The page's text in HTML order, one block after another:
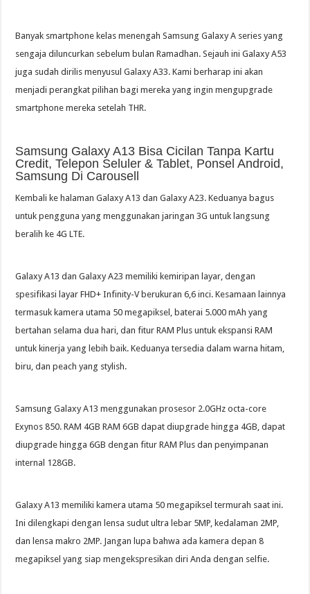
Banyak smartphone kelas menengah Samsung Galaxy A series yang
sengaja diluncurkan sebelum bulan Ramadhan. Sejauh ini Galaxy A53
juga sudah dirilis menyusul Galaxy A33. Kami berharap ini akan
menjadi perangkat pilihan bagi mereka yang ingin mengupgrade
smartphone mereka setelah THR.
Samsung Galaxy A13 Bisa Cicilan Tanpa Kartu
Credit, Telepon Seluler & Tablet, Ponsel Android,
Samsung Di Carousell
Kembali ke halaman Galaxy A13 dan Galaxy A23. Keduanya bagus
untuk pengguna yang menggunakan jaringan 3G untuk langsung
beralih ke 4G LTE.
Galaxy A13 dan Galaxy A23 memiliki kemiripan layar, dengan
spesifikasi layar FHD+ Infinity-V berukuran 6,6 inci. Kesamaan lainnya
termasuk kamera utama 50 megapiksel, baterai 5.000 mAh yang
bertahan selama dua hari, dan fitur RAM Plus untuk ekspansi RAM
untuk kinerja yang lebih baik. Keduanya tersedia dalam warna hitam,
biru, dan peach yang stylish.
Samsung Galaxy A13 menggunakan prosesor 2.0GHz octa-core
Exynos 850. RAM 4GB RAM 6GB dapat diupgrade hingga 4GB, dapat
diupgrade hingga 6GB dengan fitur RAM Plus dan penyimpanan
internal 128GB.
Galaxy A13 memiliki kamera utama 50 megapiksel termurah saat ini.
Ini dilengkapi dengan lensa sudut ultra lebar 5MP, kedalaman 2MP,
dan lensa makro 2MP. Jangan lupa bahwa ada kamera depan 8
megapiksel yang siap mengekspresikan diri Anda dengan selfie.